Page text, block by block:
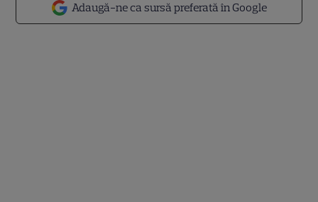
Adaugă-ne ca sursă preferată în Google